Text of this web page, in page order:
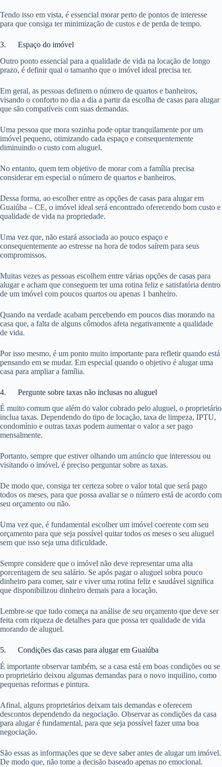
Tendo isso em vista, é essencial morar perto de pontos de interesse
para que consiga ter minimização de custos e de perda de tempo.
3. Espaço do imóvel
Outro ponto essencial para a qualidade de vida na locação de longo
prazo, é definir qual o tamanho que o imóvel ideal precisa ter.
Em geral, as pessoas definem o número de quartos e banheiros,
visando o conforto no dia a dia a partir da escolha de casas para alugar
que são compatíveis com suas demandas.
Uma pessoa que mora sozinha pode optar tranquilamente por um
imóvel pequeno, otimizando cada espaço e consequentemente
diminuindo o custo com aluguel.
No entanto, quem tem objetivo de morar com a família precisa
considerar em especial o número de quartos e banheiros.
Dessa forma, ao escolher entre as opções de casas para alugar em
Guaiúba – CE, o imóvel ideal será encontrado oferecendo bom custo e
qualidade de vida na propriedade.
Uma vez que, não estará associada ao pouco espaço e
consequentemente ao estresse na hora de todos saírem para seus
compromissos.
Muitas vezes as pessoas escolhem entre várias opções de casas para
alugar e acham que conseguem ter uma rotina feliz e satisfatória dentro
de um imóvel com poucos quartos ou apenas 1 banheiro.
Quando na verdade acabam percebendo em poucos dias morando na
casa que, a falta de alguns cômodos afeta negativamente a qualidade
de vida.
Por isso mesmo, é um ponto muito importante para refletir quando está
pensando em se mudar. Em especial quando o objetivo é alugar uma
casa para ampliar a família.
4. Pergunte sobre taxas não inclusas no aluguel
É muito comum que além do valor cobrado pelo aluguel, o proprietário
inclua taxas. Dependendo do tipo de locação, taxa de limpeza, IPTU,
condomínio e outras taxas podem aumentar o valor a ser pago
mensalmente.
Portanto, sempre que estiver olhando um anúncio que interessou ou
visitando o imóvel, é preciso perguntar sobre as taxas.
De modo que, consiga ter certeza sobre o valor total que será pago
todos os meses, para que possa avaliar se o número está de acordo com
seu orçamento ou não.
Uma vez que, é fundamental escolher um imóvel coerente com seu
orçamento para que seja possível quitar todos os meses o seu aluguel
sem que isso seja uma dificuldade.
Sempre considere que o imóvel não deve representar uma alta
porcentagem de seu salário. Se após pagar o aluguel sobra pouco
dinheiro para comer, sair e viver uma rotina feliz e saudável significa
que disponibilizou dinheiro demais para a locação.
Lembre-se que tudo começa na análise de seu orçamento que deve ser
feita com riqueza de detalhes para que possa ter qualidade de vida
morando de aluguel.
5. Condições das casas para alugar em Guaiúba
É importante observar também, se a casa está em boas condições ou se
o proprietário deixou algumas demandas para o novo inquilino, como
pequenas reformas e pintura.
Afinal, alguns proprietários deixam tais demandas e oferecem
descontos dependendo da negociação. Observar as condições da casa
para alugar é fundamental, para que seja possível fazer uma boa
negociação.
São essas as informações que se deve saber antes de alugar um imóvel.
De modo que, não tome a decisão baseado apenas no emocional.